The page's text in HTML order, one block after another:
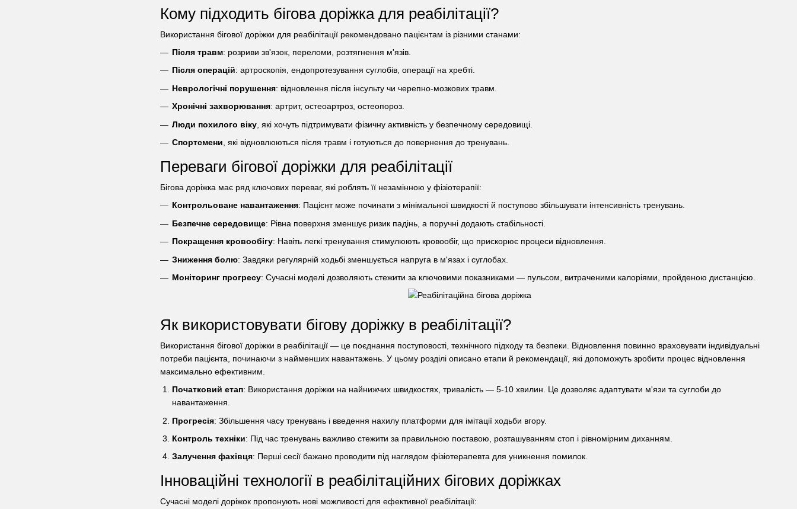
Кому підходить бігова доріжка для реабілітації?
Використання бігової доріжки для реабілітації рекомендовано пацієнтам із різними станами:
Після травм: розриви зв'язок, переломи, розтягнення м'язів.
Після операцій: артроскопія, ендопротезування суглобів, операції на хребті.
Неврологічні порушення: відновлення після інсульту чи черепно-мозкових травм.
Хронічні захворювання: артрит, остеоартроз, остеопороз.
Люди похилого віку , які хочуть підтримувати фізичну активність у безпечному середовищі.
Спортсмени , які відновлюються після травм і готуються до повернення до тренувань.
Переваги бігової доріжки для реабілітації
Бігова доріжка має ряд ключових переваг, які роблять її незамінною у фізіотерапії:
Контрольоване навантаження: Пацієнт може починати з мінімальної швидкості й поступово збільшувати інтенсивність тренувань.
Безпечне середовище: Рівна поверхня зменшує ризик падінь, а поручні додають стабільності.
Покращення кровообігу: Навіть легкі тренування стимулюють кровообіг, що прискорює процеси відновлення.
Зниження болю: Завдяки регулярній ходьбі зменшується напруга в м'язах і суглобах.
Моніторинг прогресу: Сучасні моделі дозволяють стежити за ключовими показниками — пульсом, витраченими калоріями, пройденою дистанцією.
Як використовувати бігову доріжку в реабілітації?
Використання бігової доріжки в реабілітації — це поєднання поступовості, технічного підходу та безпеки. Відновлення повинно враховувати індивідуальні
потреби пацієнта, починаючи з найменших навантажень. У цьому розділі описано етапи й рекомендації, які допоможуть зробити процес відновлення
максимально ефективним.
Початковий етап: Використання доріжки на найнижчих швидкостях, тривалість — 5-10 хвилин. Це дозволяє адаптувати м'язи та суглоби до
навантаження.
Прогресія: Збільшення часу тренувань і введення нахилу платформи для імітації ходьби вгору.
Контроль техніки: Під час тренувань важливо стежити за правильною поставою, розташуванням стоп і рівномірним диханням.
Залучення фахівця: Перші сесії бажано проводити під наглядом фізіотерапевта для уникнення помилок.
Інноваційні технології в реабілітаційних бігових доріжках
Сучасні моделі доріжок пропонують нові можливості для ефективної реабілітації: